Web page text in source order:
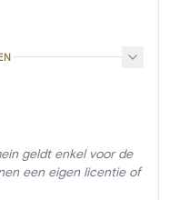
geldt enkel voor de
een eigen licentie of